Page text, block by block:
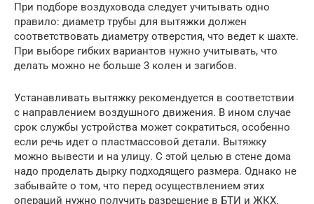
При подборе воздуховода следует учитывать одно
правило: диаметр трубы для вытяжки должен
соответствовать диаметру отверстия, что ведет к шахте.
При выборе гибких вариантов нужно учитывать, что
делать можно не больше 3 колен и загибов.
Устанавливать вытяжку рекомендуется в соответствии
с направлением воздушного движения. В ином случае
срок службы устройства может сократиться, особенно
если речь идет о пластмассовой детали. Вытяжку
можно вывести и на улицу. С этой целью в стене дома
надо проделать дырку подходящего размера. Однако не
забывайте о том, что перед осуществлением этих
операций нужно получить разрешение в БТИ и ЖКХ.